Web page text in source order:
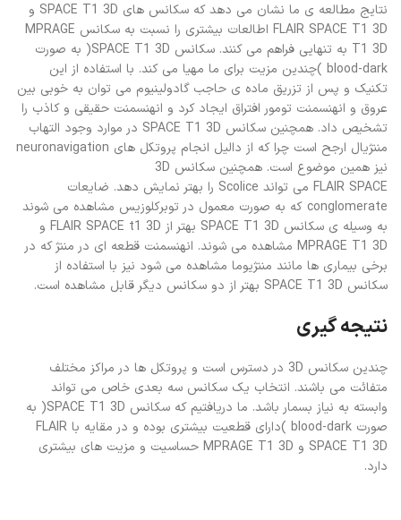
نتایج مطالعه ی ما نشان می دهد که سکانس های SPACE T1 3D و
FLAIR SPACE T1 3D اطالعات بیشتری را نسبت به سکانس MPRAGE
T1 3D به تنهایی فراهم می کنند. سکانس SPACE T1 3D( به صورت
blood-dark )چندین مزیت برای ما مهیا می کند. با استفاده از این
تکنیک و پس از تزریق ماده ی حاجب گادولینیوم می توان به خوبی بین
عروق و انهنسمنت تومور افتراق ایجاد کرد و انهنسمنت حقیقی و کاذب را
تشخیص داد. همچنین سکانس SPACE T1 3D در موارد وجود التهاب
مننژیال ارجح است چرا که از دالیل انجام پروتکل های neuronavigation
نیز همین موضوع است. همچنین سکانس 3D
FLAIR SPACE می تواند Scolice را بهتر نمایش دهد. ضایعات
conglomerate که به صورت معمول در توبرکلوزیس مشاهده می شوند
به وسیله ی سکانس SPACE T1 3D بهتر از FLAIR SPACE t1 3D و
MPRAGE T1 3D مشاهده می شوند. انهنسمنت قطعه ای در مننژ که در
برخی بیماری ها مانند مننژیوما مشاهده می شود نیز با استفاده از
سکانس SPACE T1 3D بهتر از دو سکانس دیگر قابل مشاهده است.
نتیجه گیری
چندین سکانس 3D در دسترس است و پروتکل ها در مراکز مختلف
متفائت می باشند. انتخاب یک سکانس سه بعدی خاص می تواند
وابسته به نیاز بسمار باشد. ما دریافتیم که سکانس SPACE T1 3D( به
صورت blood-dark )دارای قطعیت بیشتری بوده و در مقایه با FLAIR
SPACE T1 3D و MPRAGE T1 3D حساسیت و مزیت های بیشتری
دارد.